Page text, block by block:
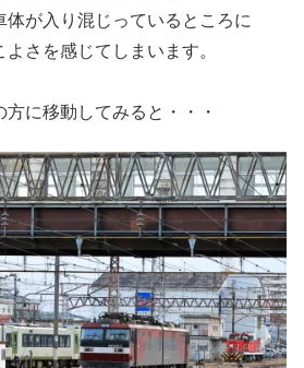
体が入り混じっているところに
さを感じてしまいます。
に移動してみると・・・